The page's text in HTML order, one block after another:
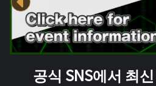
공식 SNS에서 최